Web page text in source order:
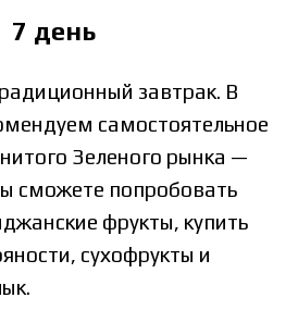
7 день
завтрак. В
самостоятельное
Зеленого рынка —
сможете попробовать
фрукты, купить
сухофрукты и